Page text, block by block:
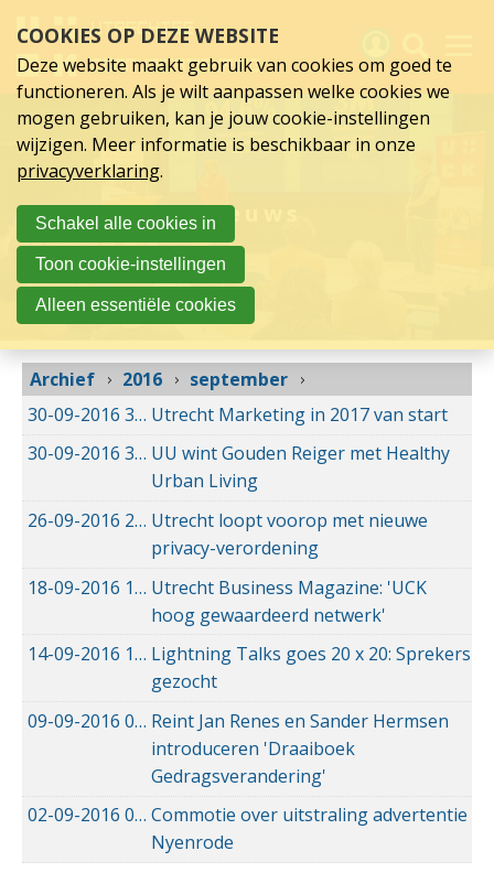
september
2016
links
over
Spring
hoofd
inhoud
Spring
naar
hoofdnavigatie
Nieuws
Archief 2016
september
30-09-2016 30-09-2016 15:52
Utrecht Marketing in 2017 van start
30-09-2016 30-09-2016 15:40
UU wint Gouden Reiger met Healthy
Urban Living
26-09-2016 26-09-2016 22:20
Utrecht loopt voorop met nieuwe
privacy-verordening
18-09-2016 18-09-2016 10:30
Utrecht Business Magazine: 'UCK
hoog gewaardeerd netwerk'
14-09-2016 14-09-2016 20:31
Lightning Talks goes 20 x 20: Sprekers
gezocht
09-09-2016 09-09-2016 09:29
Reint Jan Renes en Sander Hermsen
introduceren 'Draaiboek
Gedragsverandering'
02-09-2016 02-09-2016 17:50
Commotie over uitstraling advertentie
Nyenrode
Activiteiten
Nieuws
Verslagen
Sluit je aan
Over UCK
COOKIES OP DEZE WEBSITE
Deze website maakt gebruik van cookies om goed te
functioneren. Als je wilt aanpassen welke cookies we
mogen gebruiken, kan je jouw cookie-instellingen
wijzigen. Meer informatie is beschikbaar in onze
privacyverklaring.
Schakel alle cookies in
Toon cookie-instellingen
Alleen essentiële cookies